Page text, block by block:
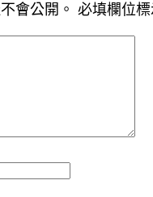
會公開。 必填欄位